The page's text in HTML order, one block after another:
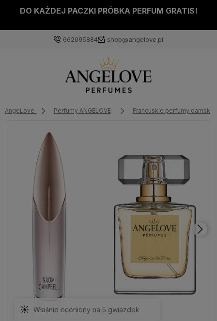
DO KAŻDEJ PACZKI PRÓBKA PERFUM GRATIS!
662095884 shop@angelove.pl
AngeLove Perfumy ANGELOVE Francuskie perfumy damskie
Właśnie oceniony na 5 gwiazdek